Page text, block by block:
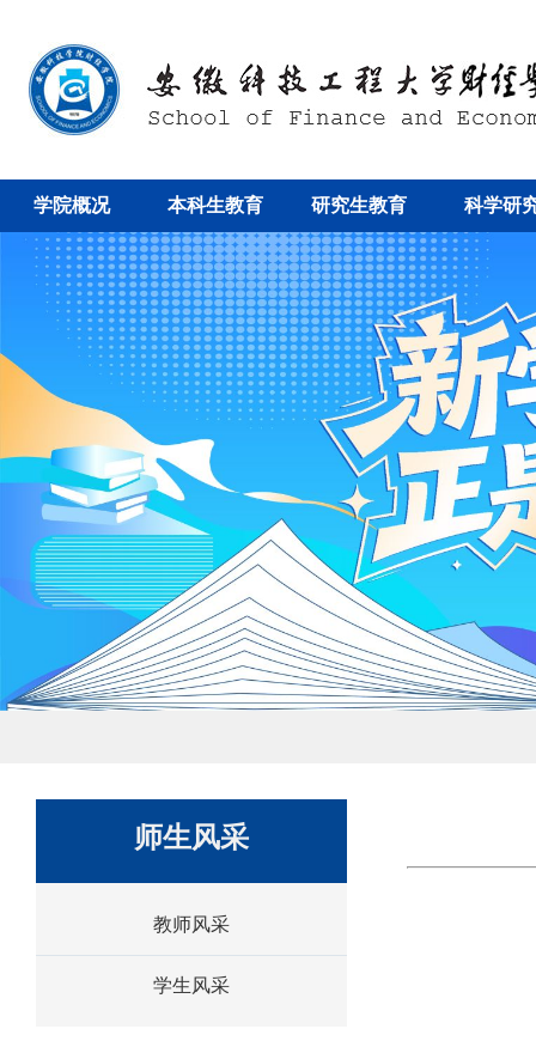
学院概况 本科生教育 研究生教育 科学研
师生风采
教师风采
学生风采